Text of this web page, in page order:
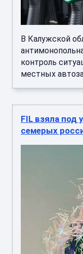
В Калужской
контроль
местных
FIL взяла под
семерых